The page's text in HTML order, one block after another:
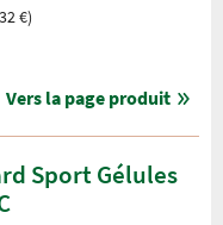
€)
Vers la page produit
Sport Gélules